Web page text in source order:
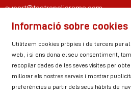
suport@teatrepoliorama.com
Link a instagram
Link a youtube
Link a twitter
Link aLink aLink a
Sitemap Avís Legal Ús de
Informació sobre cookies
Utilitzem cookies pròpies i de tercers per
web, i si ens dona el seu consentiment,
recopilar dades de les seves visites per
millorar els nostres serveis i mostrar
preferències a partir dels seus hàbits de